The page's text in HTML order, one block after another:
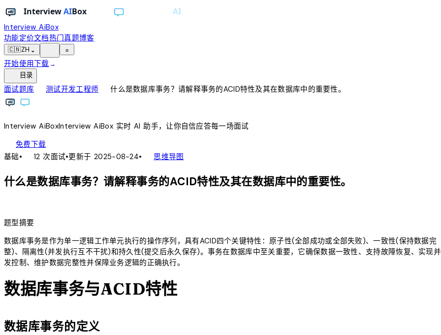
Interview AiBox
功能定价文档热门真题博客
🇨🇳ZH ⌄ ≡
开始使用下载 →
目录
面试题库chevron_right测试开发工程师chevron_right什么是数据库事务？请解释事务的ACID特性及其在数据库中的重要性。
InterviewAiBoxInterviewAiBox实时 AI 助手，让你自信应答每一场面试
免费下载
基础• 12 次面试•更新于 2025-08-24• account_tree思维导图
什么是数据库事务？请解释事务的ACID特性及其在数据库中的重要性。
题型摘要
数据库事务是作为单一逻辑工作单元执行的操作序列，具有ACID四个关键特性：原子性(全部成功或全部失败)、一致性(保持数据完
整)、隔离性(并发执行互不干扰)和持久性(提交后永久保存)。事务在数据库中至关重要，它确保数据一致性、支持故障恢复、实现并
发控制、维护数据完整性并保障业务逻辑的正确执行。
数据库事务与ACID特性
数据库事务的定义